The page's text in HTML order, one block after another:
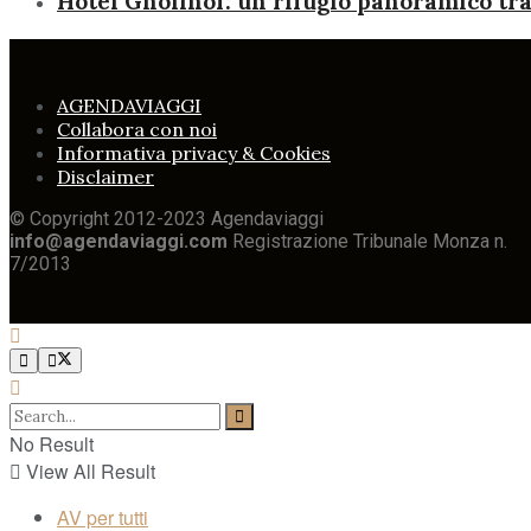
AGENDAVIAGGI
Collabora con noi
Informativa privacy & Cookies
Disclaimer
© Copyright 2012-2023 Agendaviaggi
info@agendaviaggi.com Registrazione Tribunale Monza n.
7/2013
No Result
View All Result
AV per tutti